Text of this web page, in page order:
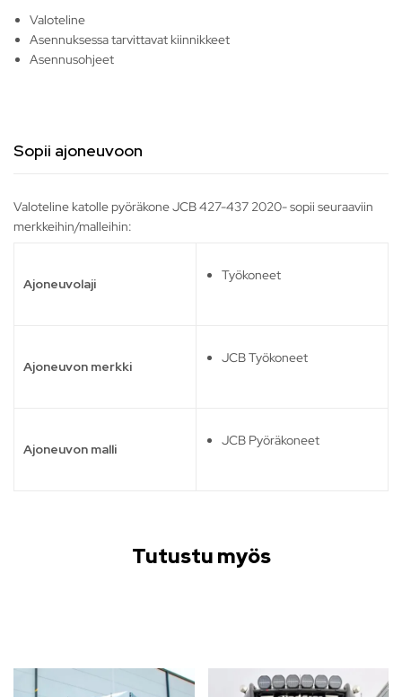
Valoteline
Asennuksessa tarvittavat kiinnikkeet
Asennusohjeet
Sopii ajoneuvoon
Valoteline katolle pyöräkone JCB 427-437 2020- sopii seuraaviin
merkkeihin/malleihin:
Ajoneuvolaji
Työkoneet
Ajoneuvon merkki
JCB Työkoneet
Ajoneuvon malli
JCB Pyöräkoneet
Tutustu myös